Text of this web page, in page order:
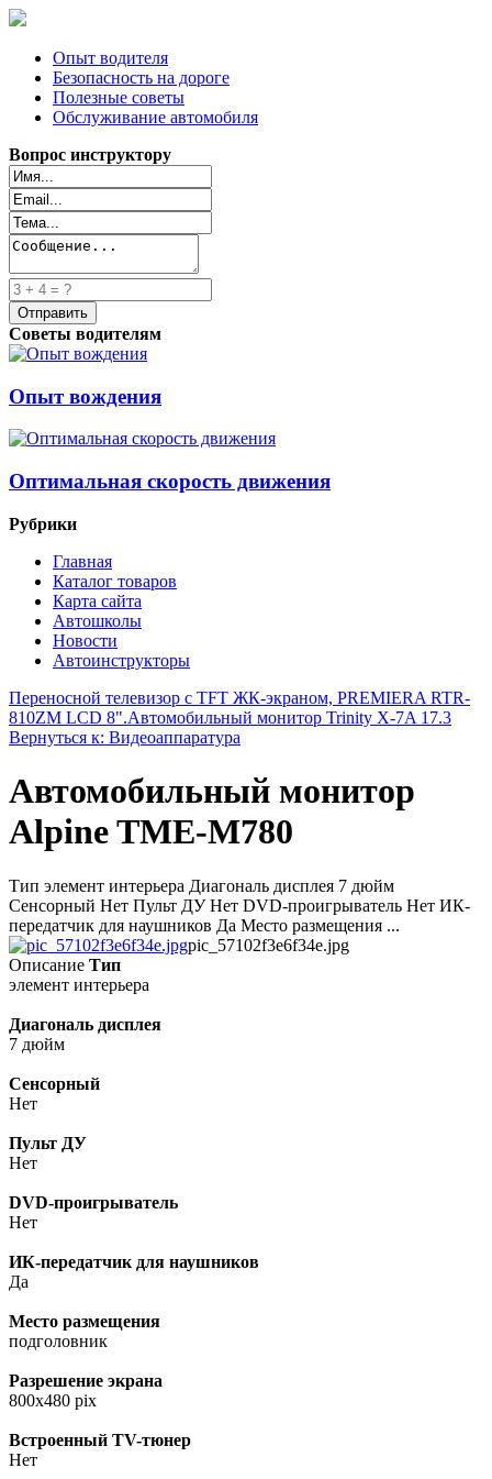
Опыт водителя
Безопасность на дороге
Полезные советы
Обслуживание автомобиля
Вопрос инструктору
Советы водителям
Опыт вождения
Оптимальная скорость движения
Рубрики
Главная
Каталог товаров
Карта сайта
Автошколы
Новости
Автоинструкторы
Переносной телевизор с TFT ЖК-экраном, PREMIERA RTR-
810ZM LCD 8".Автомобильный монитор Trinity X-7A 17.3
Вернуться к: Видеоаппаратура
Автомобильный монитор
Alpine TME-M780
Тип элемент интерьера Диагональ дисплея 7 дюйм
Сенсорный Нет Пульт ДУ Нет DVD-проигрыватель Нет ИК-
передатчик для наушников Да Место размещения ...
pic_57102f3e6f34e.jpg
Описание Тип
элемент интерьера
Диагональ дисплея
7 дюйм
Сенсорный
Нет
Пульт ДУ
Нет
DVD-проигрыватель
Нет
ИК-передатчик для наушников
Да
Место размещения
подголовник
Разрешение экрана
800x480 pix
Встроенный TV-тюнер
Нет